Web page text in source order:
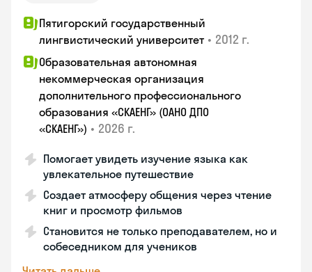
Пятигорский государственный
лингвистический университет • 2012 г.
Образовательная автономная
некоммерческая организация
дополнительного профессионального
образования «СКАЕНГ» (ОАНО ДПО
«СКАЕНГ») • 2026 г.
Помогает увидеть изучение языка как
увлекательное путешествие
Создает атмосферу общения через чтение
книг и просмотр фильмов
Становится не только преподавателем, но и
собеседником для учеников